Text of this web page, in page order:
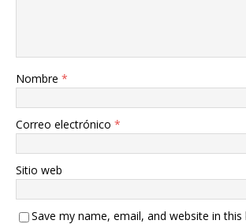
Nombre *
Correo electrónico *
Sitio web
Save my name, email, and website in